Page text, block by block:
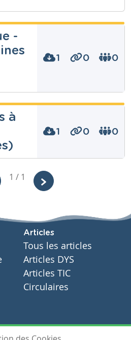
-
1 0 0
à
1 0 0
1 / 1
Articles
Tous les articles
Articles DYS
Articles TIC
Circulaires